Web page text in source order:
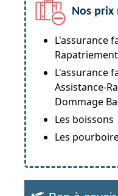
Nos prix
L'assurance
Rapatriement
L'assurance
Assistance-
Dommage
Les boissons
Les